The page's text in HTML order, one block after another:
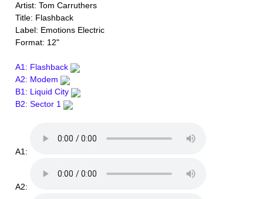
Artist: Tom Carruthers
Title: Flashback
Label: Emotions Electric
Format: 12"
A1: Flashback
A2: Modem
B1: Liquid City
B2: Sector 1
A1:
A2: